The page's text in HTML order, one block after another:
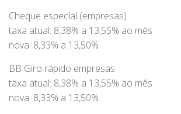
Cheque especial (empresas)
taxa atual: 8,38% a 13,55% ao mês
nova: 8,33% a 13,50%
BB Giro rápido empresas
taxa atual: 8,38% a 13,55% ao mês
nova: 8,33% a 13,50%